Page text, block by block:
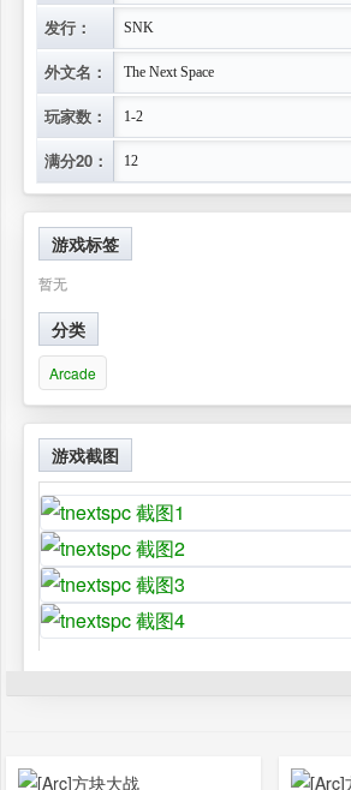
发行： SNK
外文名： The Next Space
玩家数： 1-2
满分20： 12
游戏标签
暂无
分类
Arcade
游戏截图